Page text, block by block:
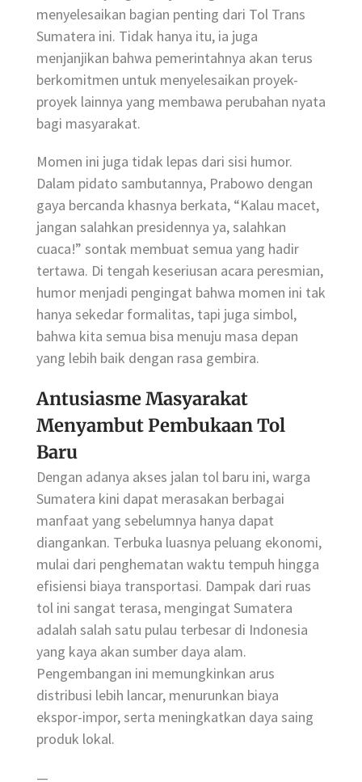
menyelesaikan bagian penting dari Tol Trans
Sumatera ini. Tidak hanya itu, ia juga
menjanjikan bahwa pemerintahnya akan terus
berkomitmen untuk menyelesaikan proyek-
proyek lainnya yang membawa perubahan nyata
bagi masyarakat.
Momen ini juga tidak lepas dari sisi humor.
Dalam pidato sambutannya, Prabowo dengan
gaya bercanda khasnya berkata, “Kalau macet,
jangan salahkan presidennya ya, salahkan
cuaca!” sontak membuat semua yang hadir
tertawa. Di tengah keseriusan acara peresmian,
humor menjadi pengingat bahwa momen ini tak
hanya sekedar formalitas, tapi juga simbol,
bahwa kita semua bisa menuju masa depan
yang lebih baik dengan rasa gembira.
Antusiasme Masyarakat
Menyambut Pembukaan Tol
Baru
Dengan adanya akses jalan tol baru ini, warga
Sumatera kini dapat merasakan berbagai
manfaat yang sebelumnya hanya dapat
diangankan. Terbuka luasnya peluang ekonomi,
mulai dari penghematan waktu tempuh hingga
efisiensi biaya transportasi. Dampak dari ruas
tol ini sangat terasa, mengingat Sumatera
adalah salah satu pulau terbesar di Indonesia
yang kaya akan sumber daya alam.
Pengembangan ini memungkinkan arus
distribusi lebih lancar, menurunkan biaya
ekspor-impor, serta meningkatkan daya saing
produk lokal.
—